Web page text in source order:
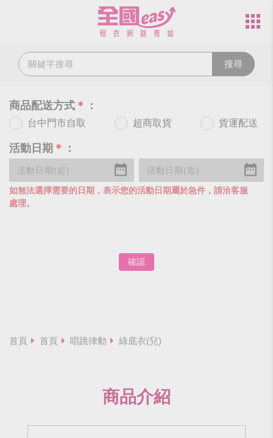
搜尋
商品配送方式 ＊ ：
台中門市自取 超商取貨 貨運配送
活動日期 ＊ ：
如無法選擇需要的日期，表示您的活動日期屬於急件，請洽客服
處理。
確認
首頁 首頁 唱跳律動 綠底衣(兒)
商品介紹